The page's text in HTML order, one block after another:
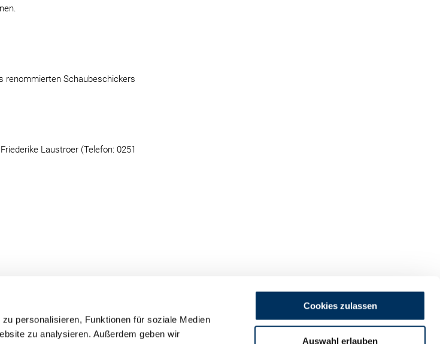
personalisieren, Funktionen für soziale Medien
zu analysieren. Außerdem geben wir
Cookies zulassen
Auswahl erlauben
renommierten Schaubeschickers
Laustroer (Telefon: 0251